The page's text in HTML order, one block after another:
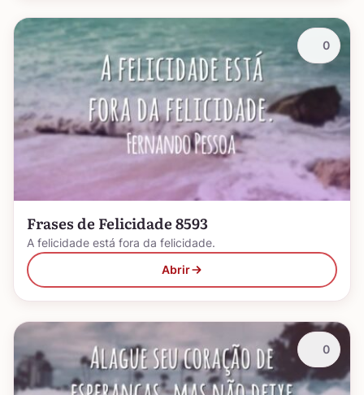
Frases de Felicidade 8593
A felicidade está fora da felicidade.
Abrir
0
0